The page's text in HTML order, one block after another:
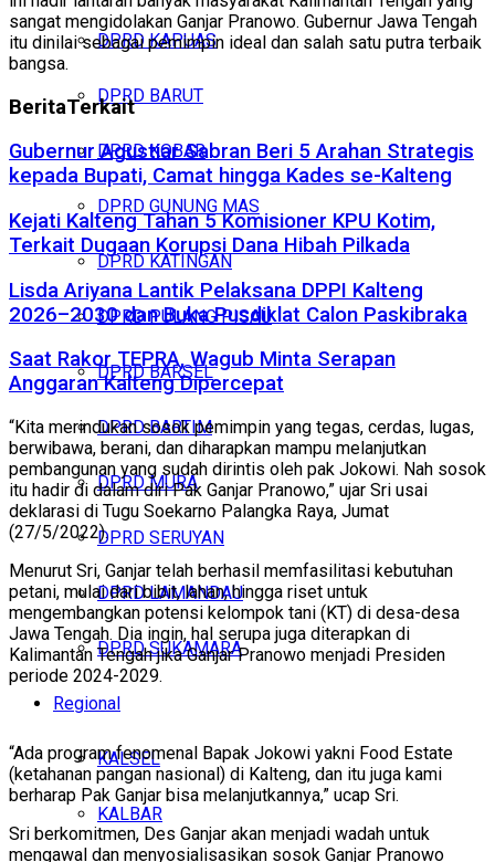
DPRD KAPUAS
DPRD BARUT
DPRD KOBAR
DPRD GUNUNG MAS
DPRD KATINGAN
DPRD PULANG PISAU
DPRD BARSEL
DPRD BARTIM
DPRD MURA
DPRD SERUYAN
DPRD LAMANDAU
DPRD SUKAMARA
Regional
KALSEL
KALBAR
sangat mengidolakan Ganjar Pranowo. Gubernur Jawa Tengah
itu dinilai sebagai pemimpin ideal dan salah satu putra terbaik
bangsa.
BeritaTerkait
Gubernur Agustiar Sabran Beri 5 Arahan Strategis
kepada Bupati, Camat hingga Kades se-Kalteng
Kejati Kalteng Tahan 5 Komisioner KPU Kotim,
Terkait Dugaan Korupsi Dana Hibah Pilkada
Lisda Ariyana Lantik Pelaksana DPPI Kalteng
2026–2030 dan Buka Pusdiklat Calon Paskibraka
Saat Rakor TEPRA, Wagub Minta Serapan
Anggaran Kalteng Dipercepat
“Kita merindukan sosok pemimpin yang tegas, cerdas, lugas,
berwibawa, berani, dan diharapkan mampu melanjutkan
pembangunan yang sudah dirintis oleh pak Jokowi. Nah sosok
itu hadir di dalam diri Pak Ganjar Pranowo,” ujar Sri usai
deklarasi di Tugu Soekarno Palangka Raya, Jumat
(27/5/2022).
Menurut Sri, Ganjar telah berhasil memfasilitasi kebutuhan
petani, mulai dari bibit, lahan, hingga riset untuk
mengembangkan potensi kelompok tani (KT) di desa-desa
Jawa Tengah. Dia ingin, hal serupa juga diterapkan di
Kalimantan Tengah jika Ganjar Pranowo menjadi Presiden
periode 2024-2029.
“Ada program fenomenal Bapak Jokowi yakni Food Estate
(ketahanan pangan nasional) di Kalteng, dan itu juga kami
berharap Pak Ganjar bisa melanjutkannya,” ucap Sri.
Sri berkomitmen, Des Ganjar akan menjadi wadah untuk
mengawal dan menyosialisasikan sosok Ganjar Pranowo